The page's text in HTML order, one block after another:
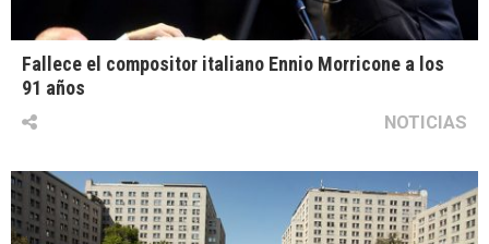
Fallece el compositor italiano Ennio Morricone a los
91 años
NOTICIAS